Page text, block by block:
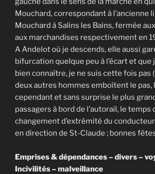
Mouchard, correspondant à l’ancienne
Mouchard à Salins les Bains, fermée
aux marchandises respectivement en
A Andelot où je descends, elle aussi
bifurcation quelque peu à l’écart et que
bien connaître, je ne suis cette fois pas
deux autres hommes emboîtent le pas,
cependant et sans surprise le plus
passagers à bord de l’autorail, le temps
changement d’extrémité du
en direction de St-Claude ; bonnes
Emprises & dépendances – divers –
Incivilités – malveillance